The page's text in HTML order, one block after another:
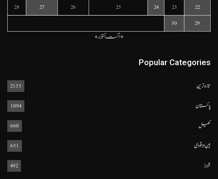
22
23
24
25
26
27
28
29
30
« اگستاکتوبر »
Popular Categories
تازہ ترین 2133
پاکستان 1094
کھیل 660
بین الاقوامی 651
شوبز 492